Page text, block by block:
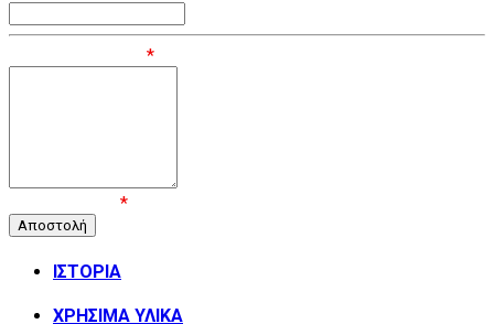
*
*
ΙΣΤΟΡΙΑ
ΧΡΗΣΙΜΑ ΥΛΙΚΑ